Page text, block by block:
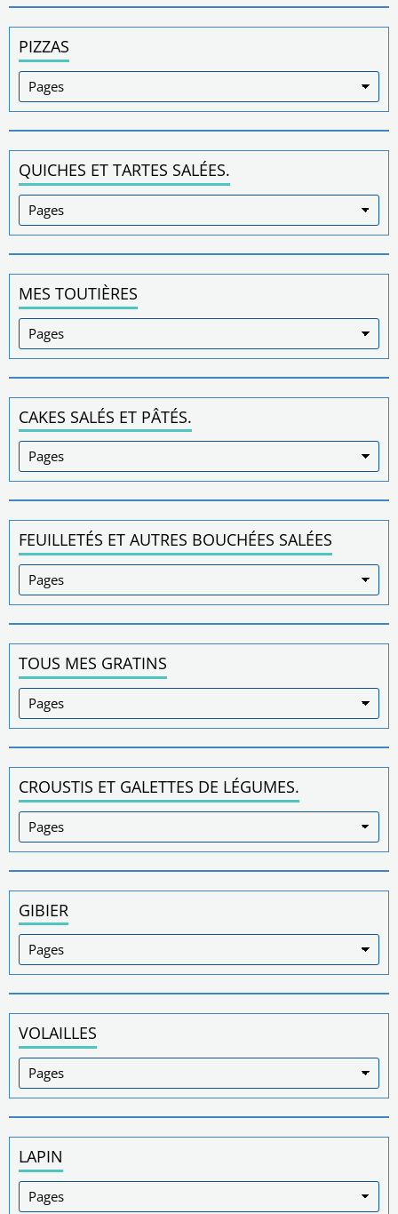
PIZZAS
QUICHES ET TARTES SALÉES.
MES TOUTIÈRES
CAKES SALÉS ET PÂTÉS.
FEUILLETÉS ET AUTRES BOUCHÉES SALÉES
TOUS MES GRATINS
CROUSTIS ET GALETTES DE LÉGUMES.
GIBIER
VOLAILLES
LAPIN